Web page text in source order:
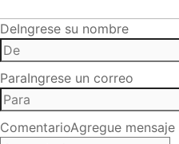
DeIngrese su nombre
ParaIngrese un correo
ComentarioAgregue mensaje